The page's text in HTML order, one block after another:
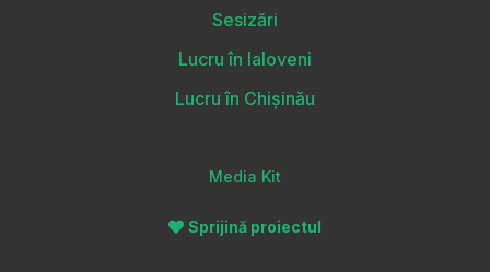
Sesizări
Lucru în Ialoveni
Lucru în Chișinău
Media Kit
Sprijină proiectul